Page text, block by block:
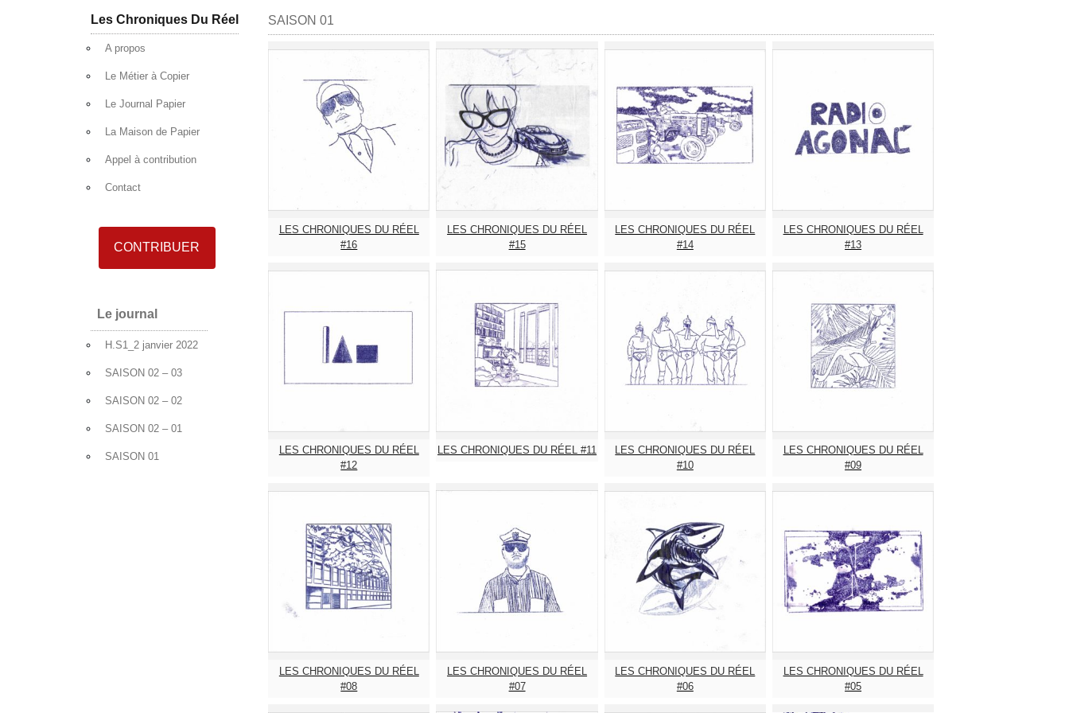
Les Chroniques Du Réel
A propos
Le Métier à Copier
Le Journal Papier
La Maison de Papier
Appel à contribution
Contact
CONTRIBUER
Le journal
H.S1_2 janvier 2022
SAISON 02 – 03
SAISON 02 – 02
SAISON 02 – 01
SAISON 01
SAISON 01
LES CHRONIQUES DU RÉEL
#16
LES CHRONIQUES DU RÉEL
#15
LES CHRONIQUES DU RÉEL
#14
LES CHRONIQUES DU RÉEL
#13
LES CHRONIQUES DU RÉEL
#12
LES CHRONIQUES DU RÉEL #11
LES CHRONIQUES DU RÉEL
#10
LES CHRONIQUES DU RÉEL
#09
LES CHRONIQUES DU RÉEL
#08
LES CHRONIQUES DU RÉEL
#07
LES CHRONIQUES DU RÉEL
#06
LES CHRONIQUES DU RÉEL
#05